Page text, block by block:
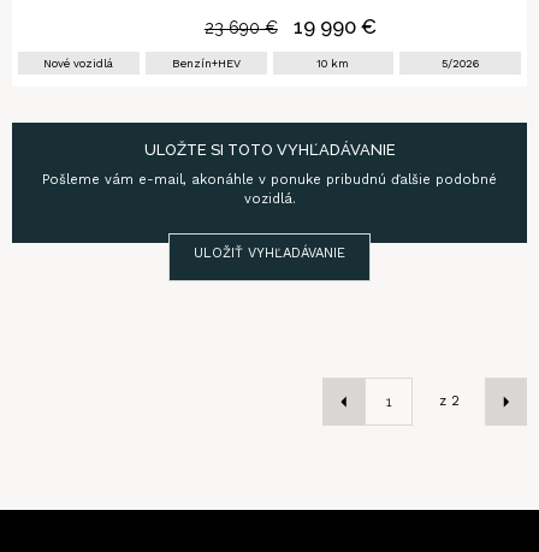
Nové vozidlá Benzín+HEV 10 km 5/2026
23 690€ 19 990€
ULOŽTE SI TOTO VYHĽADÁVANIE
Pošleme vám e-mail, akonáhle v ponuke pribudnú ďalšie podobné
vozidlá.
ULOŽIŤ VYHĽADÁVANIE
z 2